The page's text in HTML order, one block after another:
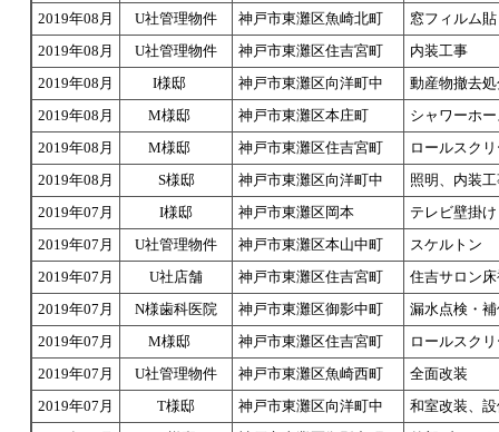
2019年08月
U社管理物件 神戸市東灘区魚崎北町
窓フィルム
2019年08月
U社管理物件 神戸市東灘区住吉宮町
内装工事
2019年08月
I様邸 神戸市東灘区向洋町中
動産物撤去
2019年08月
M様邸 神戸市東灘区本庄町
シャワーホ
2019年08月
M様邸 神戸市東灘区住吉宮町
ロールスク
2019年08月
S様邸 神戸市東灘区向洋町中
照明、内装
2019年07月
I様邸 神戸市東灘区岡本
テレビ壁掛け
2019年07月
U社管理物件 神戸市東灘区本山中町
スケルトン
2019年07月
U社店舗 神戸市東灘区住吉宮町
住吉サロン
2019年07月
N様歯科医院 神戸市東灘区御影中町
漏水点検・
2019年07月
M様邸 神戸市東灘区住吉宮町
ロールスク
2019年07月
U社管理物件 神戸市東灘区魚崎西町
全面改装
2019年07月
T様邸 神戸市東灘区向洋町中
和室改装、